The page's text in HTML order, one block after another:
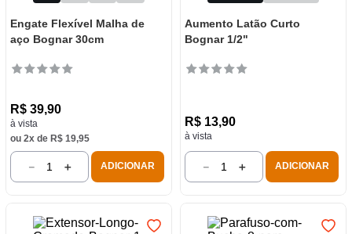
Engate Flexível Malha de
aço Bognar 30cm
R$ 39,90
à vista
ou 2x de R$ 19,95
＋
－ ADICIONAR
Aumento Latão Curto
Bognar 1/2"
R$ 13,90
à vista
＋
－ ADICIONAR